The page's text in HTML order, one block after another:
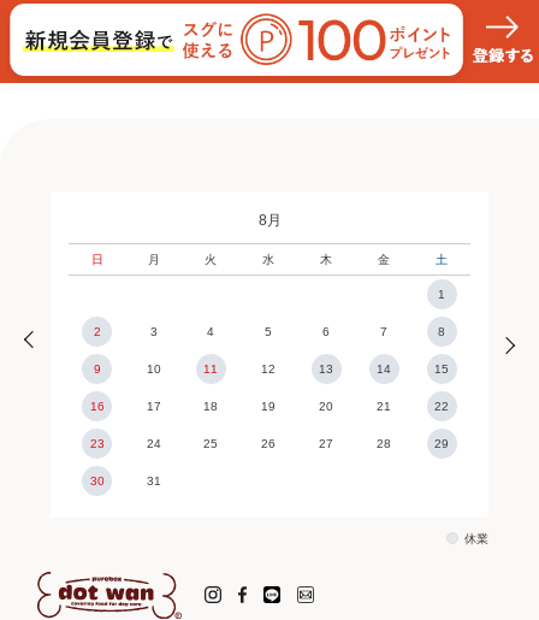
8月
日 月 火 水 木 金 土
1
2 3 4 5 6 7 8
9 10 11 12 13 14 15
16 17 18 19 20 21 22
23 24 25 26 27 28 29
30 31
休業